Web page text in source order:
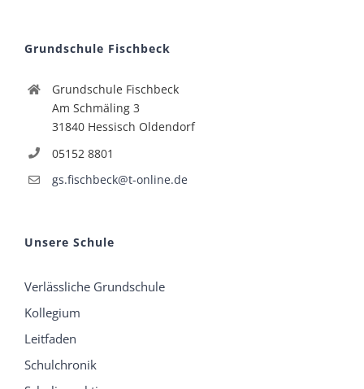
Grundschule Fischbeck
Grundschule Fischbeck
Am Schmäling 3
31840 Hessisch Oldendorf
05152 8801
gs.fischbeck@t-online.de
Unsere Schule
Verlässliche Grundschule
Kollegium
Leitfaden
Schulchronik